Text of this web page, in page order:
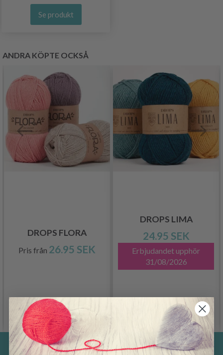
Se produkt
ANDRA KÖPTE OCKSÅ
DROPS FLORA
Pris från 26.95 SEK
Se produkt
DROPS LIMA
24.95 SEK
Erbjudandet upphör
31/08/2026
Se produkt